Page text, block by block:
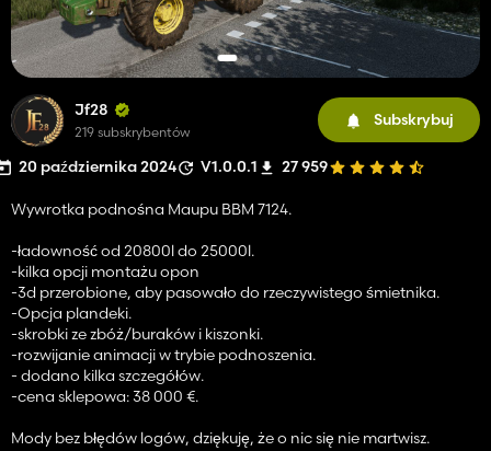
Jf28
219 subskrybentów
Subskrybuj
20 października 2024 V1.0.0.1 27 959
Wywrotka podnośna Maupu BBM 7124.
-ładowność od 20800l do 25000l.
-kilka opcji montażu opon
-3d przerobione, aby pasowało do rzeczywistego śmietnika.
-Opcja plandeki.
-skrobki ze zbóż/buraków i kiszonki.
-rozwijanie animacji w trybie podnoszenia.
- dodano kilka szczegółów.
-cena sklepowa: 38 000 €.
Mody bez błędów logów, dziękuję, że o nic się nie martwisz.